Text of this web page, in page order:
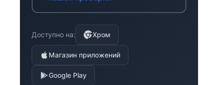
Доступно на: Хром
Магазин приложений
Google Play